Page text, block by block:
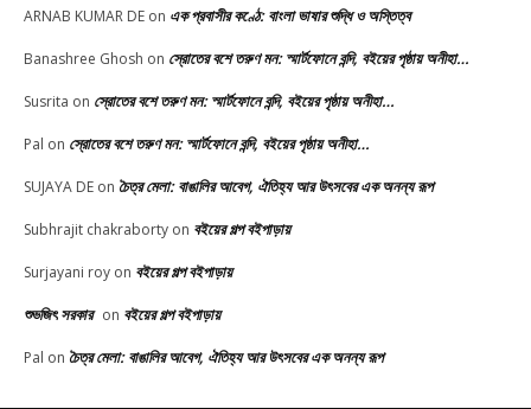
ARNAB KUMAR DE on এক প্রবাসীর কণ্ঠে: বাংলা ভাষার শুদ্ধি ও অস্তিত্ব
Banashree Ghosh on স্রোতের বশে তরুণ মন: স্মার্টফোনে বন্দি, বইয়ের পৃষ্ঠায় অনীহা…
Susrita on স্রোতের বশে তরুণ মন: স্মার্টফোনে বন্দি, বইয়ের পৃষ্ঠায় অনীহা…
Pal on স্রোতের বশে তরুণ মন: স্মার্টফোনে বন্দি, বইয়ের পৃষ্ঠায় অনীহা…
SUJAYA DE on চৈত্র মেলা: বাঙালির আবেগ, ঐতিহ্য আর উৎসবের এক অনন্য রূপ
Subhrajit chakraborty on বইয়ের গল্প বইপাড়ায়
Surjayani roy on বইয়ের গল্প বইপাড়ায়
শুভজিৎ সরকার on বইয়ের গল্প বইপাড়ায়
Pal on চৈত্র মেলা: বাঙালির আবেগ, ঐতিহ্য আর উৎসবের এক অনন্য রূপ